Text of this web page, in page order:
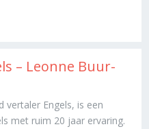
– Leonne Buur-
vertaler Engels, is een
met ruim 20 jaar ervaring.